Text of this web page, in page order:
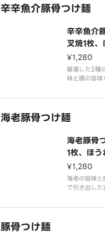
ほどの後を引
です。こだわ
是非お楽しみ
辛辛魚介豚骨つけ麺
辛辛魚介
叉焼1枚
薬味葱、
¥1,280
厳選した2種
味と豚の旨
るコシが強
来の甘みまで
後を引く唯一
サイドメニュ
海老豚骨つけ麺
海老豚骨
1枚、ほ
葱、干し海
¥1,280
海老の旨味
で引き出し
せました。
豚骨つけ麺